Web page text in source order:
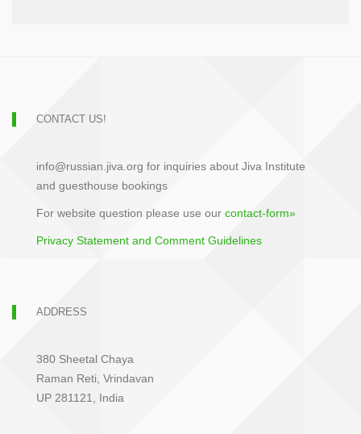
CONTACT US!
info@russian.jiva.org for inquiries about Jiva Institute
and guesthouse bookings
For website question please use our contact-form»
Privacy Statement and Comment Guidelines
ADDRESS
380 Sheetal Chaya
Raman Reti, Vrindavan
UP 281121, India